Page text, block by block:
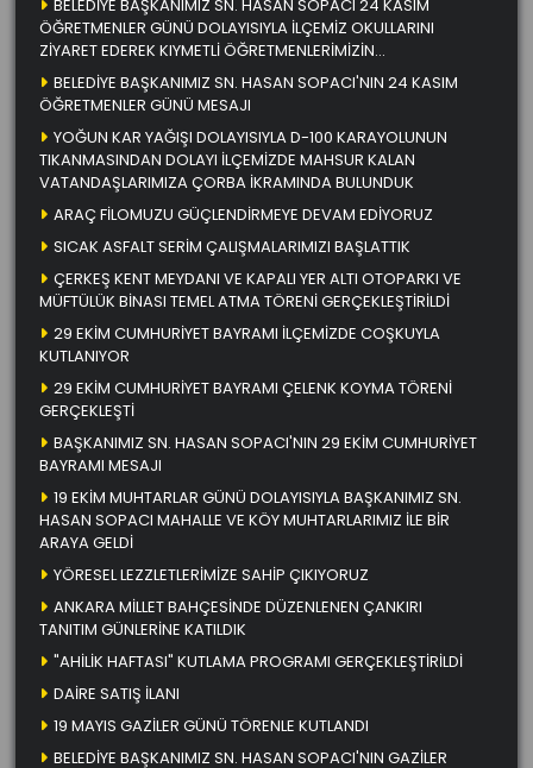
BELEDİYE BAŞKANIMIZ SN. HASAN SOPACI 24 KASIM
ÖĞRETMENLER GÜNÜ DOLAYISIYLA İLÇEMİZ OKULLARINI
ZİYARET EDEREK KIYMETLİ ÖĞRETMENLERİMİZİN
ÖĞRETMENLER GÜNÜNÜ KUTLADI
BELEDİYE BAŞKANIMIZ SN. HASAN SOPACI'NIN 24 KASIM
ÖĞRETMENLER GÜNÜ MESAJI
YOĞUN KAR YAĞIŞI DOLAYISIYLA D-100 KARAYOLUNUN
TIKANMASINDAN DOLAYI İLÇEMİZDE MAHSUR KALAN
VATANDAŞLARIMIZA ÇORBA İKRAMINDA BULUNDUK
ARAÇ FİLOMUZU GÜÇLENDİRMEYE DEVAM EDİYORUZ
SICAK ASFALT SERİM ÇALIŞMALARIMIZI BAŞLATTIK
ÇERKEŞ KENT MEYDANI VE KAPALI YER ALTI OTOPARKI VE
MÜFTÜLÜK BİNASI TEMEL ATMA TÖRENİ GERÇEKLEŞTİRİLDİ
29 EKİM CUMHURİYET BAYRAMI İLÇEMİZDE COŞKUYLA
KUTLANIYOR
29 EKİM CUMHURİYET BAYRAMI ÇELENK KOYMA TÖRENİ
GERÇEKLEŞTİ
BAŞKANIMIZ SN. HASAN SOPACI'NIN 29 EKİM CUMHURİYET
BAYRAMI MESAJI
19 EKİM MUHTARLAR GÜNÜ DOLAYISIYLA BAŞKANIMIZ SN.
HASAN SOPACI MAHALLE VE KÖY MUHTARLARIMIZ İLE BİR
ARAYA GELDİ
YÖRESEL LEZZLETLERİMİZE SAHİP ÇIKIYORUZ
ANKARA MİLLET BAHÇESİNDE DÜZENLENEN ÇANKIRI
TANITIM GÜNLERİNE KATILDIK
"AHİLİK HAFTASI" KUTLAMA PROGRAMI GERÇEKLEŞTİRİLDİ
DAİRE SATIŞ İLANI
19 MAYIS GAZİLER GÜNÜ TÖRENLE KUTLANDI
BELEDİYE BAŞKANIMIZ SN. HASAN SOPACI'NIN GAZİLER